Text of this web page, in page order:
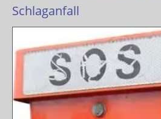
Schlaganfall